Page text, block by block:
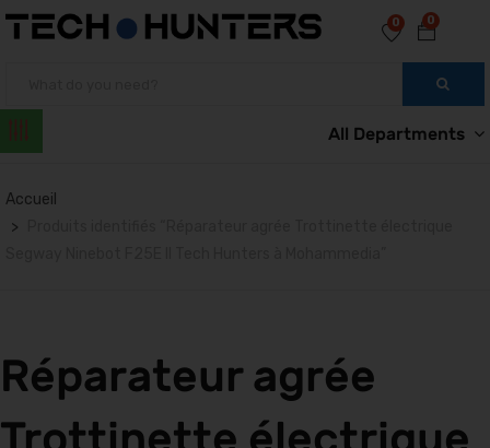
0
0
All Departments
Accueil
Réparateur agrée